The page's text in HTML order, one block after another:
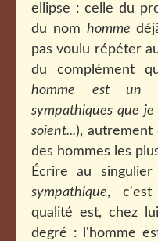
ellipse : celle du
du nom homme
pas voulu répéter
du complément
homme est un
sympathiques que je
soient...),
des hommes les
Écrire au singulier
sympathique, c'est
qualité est, chez
degré : l'homme